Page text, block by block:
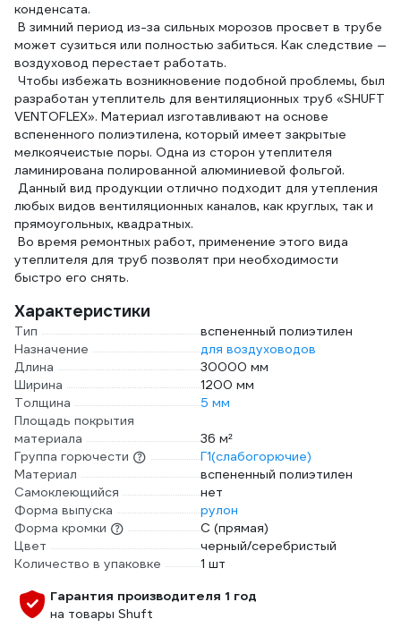
конденсата.
В зимний период из-за сильных морозов просвет в трубе
может сузиться или полностью забиться. Как следствие —
воздуховод перестает работать.
Чтобы избежать возникновение подобной проблемы, был
разработан утеплитель для вентиляционных труб «SHUFT
VENTOFLEX». Материал изготавливают на основе
вспененного полиэтилена, который имеет закрытые
мелкоячеистые поры. Одна из сторон утеплителя
ламинирована полированной алюминиевой фольгой.
Данный вид продукции отлично подходит для утепления
любых видов вентиляционных каналов, как круглых, так и
прямоугольных, квадратных.
Во время ремонтных работ, применение этого вида
утеплителя для труб позволят при необходимости
быстро его снять.
Характеристики
Тип
вспененный полиэтилен
Назначение
для воздуховодов
Длина
30000 мм
Ширина
1200 мм
Толщина
5 мм
Площадь покрытия
материала
36 м²
Группа горючести
Г1(слабогорючие)
Материал
вспененный полиэтилен
Самоклеющийся
нет
Форма выпуска
рулон
Форма кромки
С (прямая)
Цвет
черный/серебристый
Количество в упаковке
1 шт
Гарантия производителя 1 год
на товары Shuft